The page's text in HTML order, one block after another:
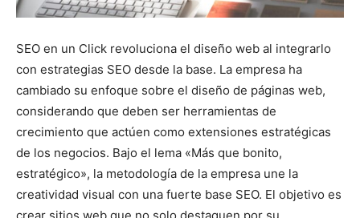
SEO en un Click revoluciona el diseño web al integrarlo
con estrategias SEO desde la base. La empresa ha
cambiado su enfoque sobre el diseño de páginas web,
considerando que deben ser herramientas de
crecimiento que actúen como extensiones estratégicas
de los negocios. Bajo el lema «Más que bonito,
estratégico», la metodología de la empresa une la
creatividad visual con una fuerte base SEO. El objetivo es